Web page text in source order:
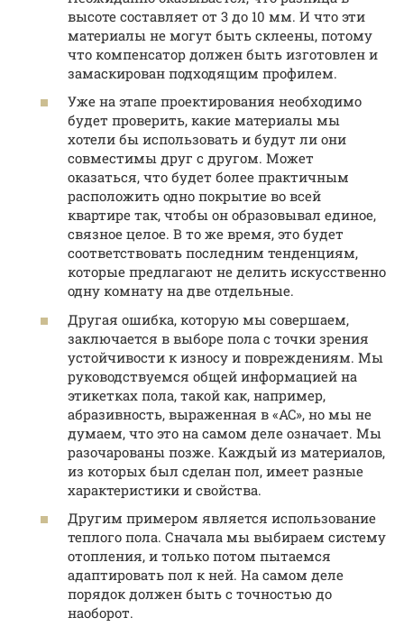
высоте составляет от 3 до 10 мм. И что эти
материалы не могут быть склеены, потому
что компенсатор должен быть изготовлен и
замаскирован подходящим профилем.
Уже на этапе проектирования необходимо
будет проверить, какие материалы мы
хотели бы использовать и будут ли они
совместимы друг с другом. Может
оказаться, что будет более практичным
расположить одно покрытие во всей
квартире так, чтобы он образовывал единое,
связное целое. В то же время, это будет
соответствовать последним тенденциям,
которые предлагают не делить искусственно
одну комнату на две отдельные.
Другая ошибка, которую мы совершаем,
заключается в выборе пола с точки зрения
устойчивости к износу и повреждениям. Мы
руководствуемся общей информацией на
этикетках пола, такой как, например,
абразивность, выраженная в «AC», но мы не
думаем, что это на самом деле означает. Мы
разочарованы позже. Каждый из материалов,
из которых был сделан пол, имеет разные
характеристики и свойства.
Другим примером является использование
теплого пола. Сначала мы выбираем систему
отопления, и только потом пытаемся
адаптировать пол к ней. На самом деле
порядок должен быть с точностью до
наоборот.